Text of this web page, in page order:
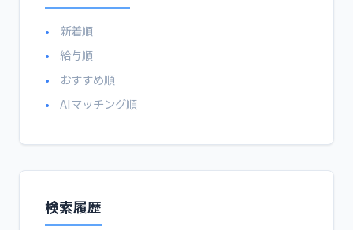
新着順
給与順
おすすめ順
AIマッチング順
検索履歴